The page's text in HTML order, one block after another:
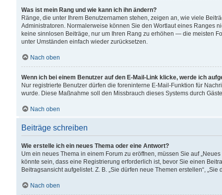
Was ist mein Rang und wie kann ich ihn ändern?
Ränge, die unter Ihrem Benutzernamen stehen, zeigen an, wie viele
Administratoren. Normalerweise können Sie den Wortlaut eines Ranges
keine sinnlosen Beiträge, nur um Ihren Rang zu erhöhen — die meisten
unter Umständen einfach wieder zurücksetzen.
Nach oben
Wenn ich bei einem Benutzer auf den E-Mail-Link klicke, werde ich
Nur registrierte Benutzer dürfen die foreninterne E-Mail-Funktion für
wurde. Diese Maßnahme soll den Missbrauch dieses Systems durch
Nach oben
Beiträge schreiben
Wie erstelle ich ein neues Thema oder eine Antwort?
Um ein neues Thema in einem Forum zu eröffnen, müssen Sie auf
könnte sein, dass eine Registrierung erforderlich ist, bevor Sie einen
Beitragsansicht aufgelistet. Z. B. „Sie dürfen neue Themen erstellen“,
Nach oben